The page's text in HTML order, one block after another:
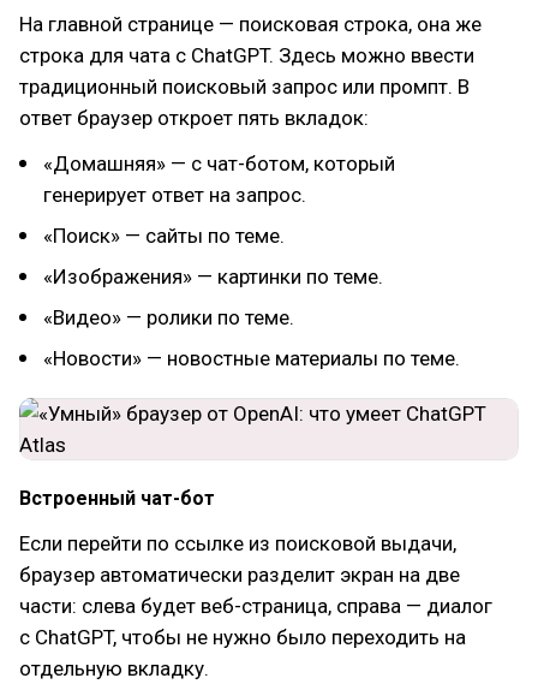
На главной странице — поисковая строка, она же
строка для чата с ChatGPT. Здесь можно ввести
традиционный поисковый запрос или промпт. В
ответ браузер откроет пять вкладок:
«Домашняя» — с чат-ботом, который
генерирует ответ на запрос.
«Поиск» — сайты по теме.
«Изображения» — картинки по теме.
«Видео» — ролики по теме.
«Новости» — новостные материалы по теме.
Встроенный чат-бот
Если перейти по ссылке из поисковой выдачи,
браузер автоматически разделит экран на две
части: слева будет веб-страница, справа — диалог
с ChatGPT, чтобы не нужно было переходить на
отдельную вкладку.